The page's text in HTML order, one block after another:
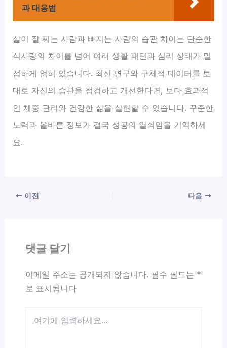
과 대응법
살이 잘 찌는 사람과 빠지는 사람의 습관 차이는 단순한
식사량의 차이를 넘어 여러 생활 패턴과 심리 상태가 밀
접하게 얽혀 있습니다. 최신 연구와 구체적 데이터를 토
대로 자신의 습관을 점검하고 개선한다면, 보다 효과적
인 체중 관리와 건강한 삶을 실현할 수 있습니다. 꾸준한
노력과 올바른 정보가 결국 성공의 열쇠임을 기억하세
요.
이전 다음
댓글 달기
이메일 주소는 공개되지 않습니다. 필수 필드는 *
로 표시됩니다